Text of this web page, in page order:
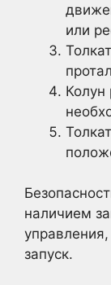
или
Колун
наличием
запуск.